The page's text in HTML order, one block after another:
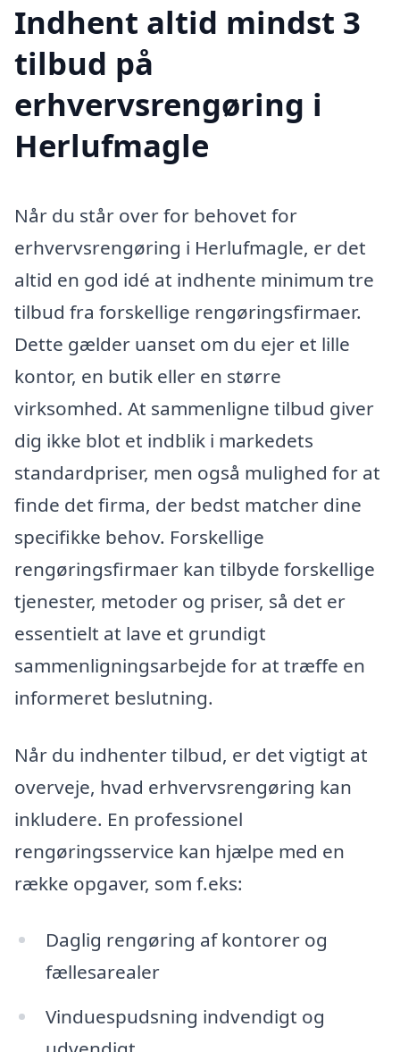
Indhent altid mindst 3
tilbud på
erhvervsrengøring i
Herlufmagle
Når du står over for behovet for
erhvervsrengøring i Herlufmagle, er det
altid en god idé at indhente minimum tre
tilbud fra forskellige rengøringsfirmaer.
Dette gælder uanset om du ejer et lille
kontor, en butik eller en større
virksomhed. At sammenligne tilbud giver
dig ikke blot et indblik i markedets
standardpriser, men også mulighed for at
finde det firma, der bedst matcher dine
specifikke behov. Forskellige
rengøringsfirmaer kan tilbyde forskellige
tjenester, metoder og priser, så det er
essentielt at lave et grundigt
sammenligningsarbejde for at træffe en
informeret beslutning.
Når du indhenter tilbud, er det vigtigt at
overveje, hvad erhvervsrengøring kan
inkludere. En professionel
rengøringsservice kan hjælpe med en
række opgaver, som f.eks:
Daglig rengøring af kontorer og
fællesarealer
Vinduespudsning indvendigt og